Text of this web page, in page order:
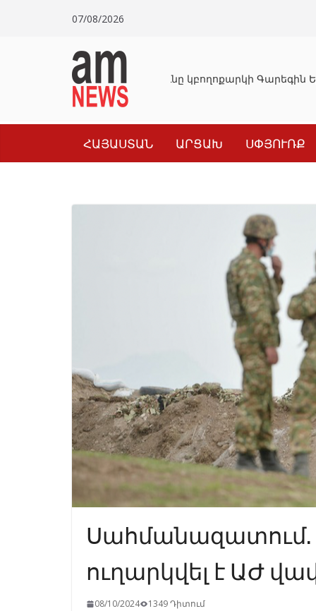
07/08/2026
Դատախազությունը կբողոքարկի Գարեգին
ՀԱՅԱՍՏԱՆ ԱՐՑԱԽ ՍՓՅՈՒՌՔ
ուղարկվել է ԱԺ
08/10/2024 1349 Դիտում